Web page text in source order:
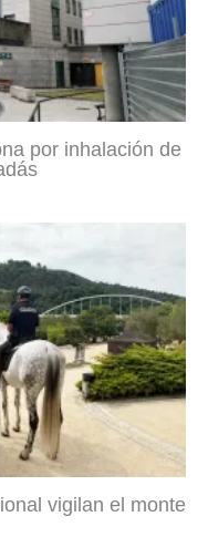
por inhalación de
vigilan el monte